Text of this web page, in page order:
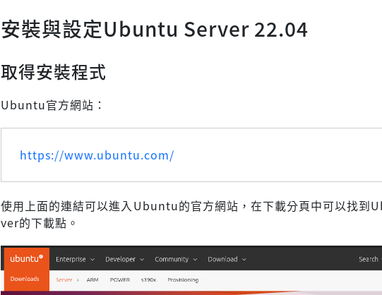
安裝與設定Ubuntu Server 22.04
取得安裝程式
Ubuntu官方網站：
https://www.ubuntu.com/
使用上面的連結可以進入Ubuntu的官方網站，在下載分頁中可以找到
ver的下載點。